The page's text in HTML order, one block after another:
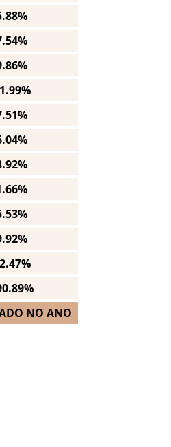
NO ANO